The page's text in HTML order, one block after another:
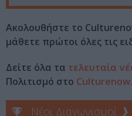
Ακολουθήστε το
μάθετε πρώτοι όλες τις
Δείτε όλα τα τελευταία
Πολιτισμό στο
Νέοι Διαγωνισμοί ❯